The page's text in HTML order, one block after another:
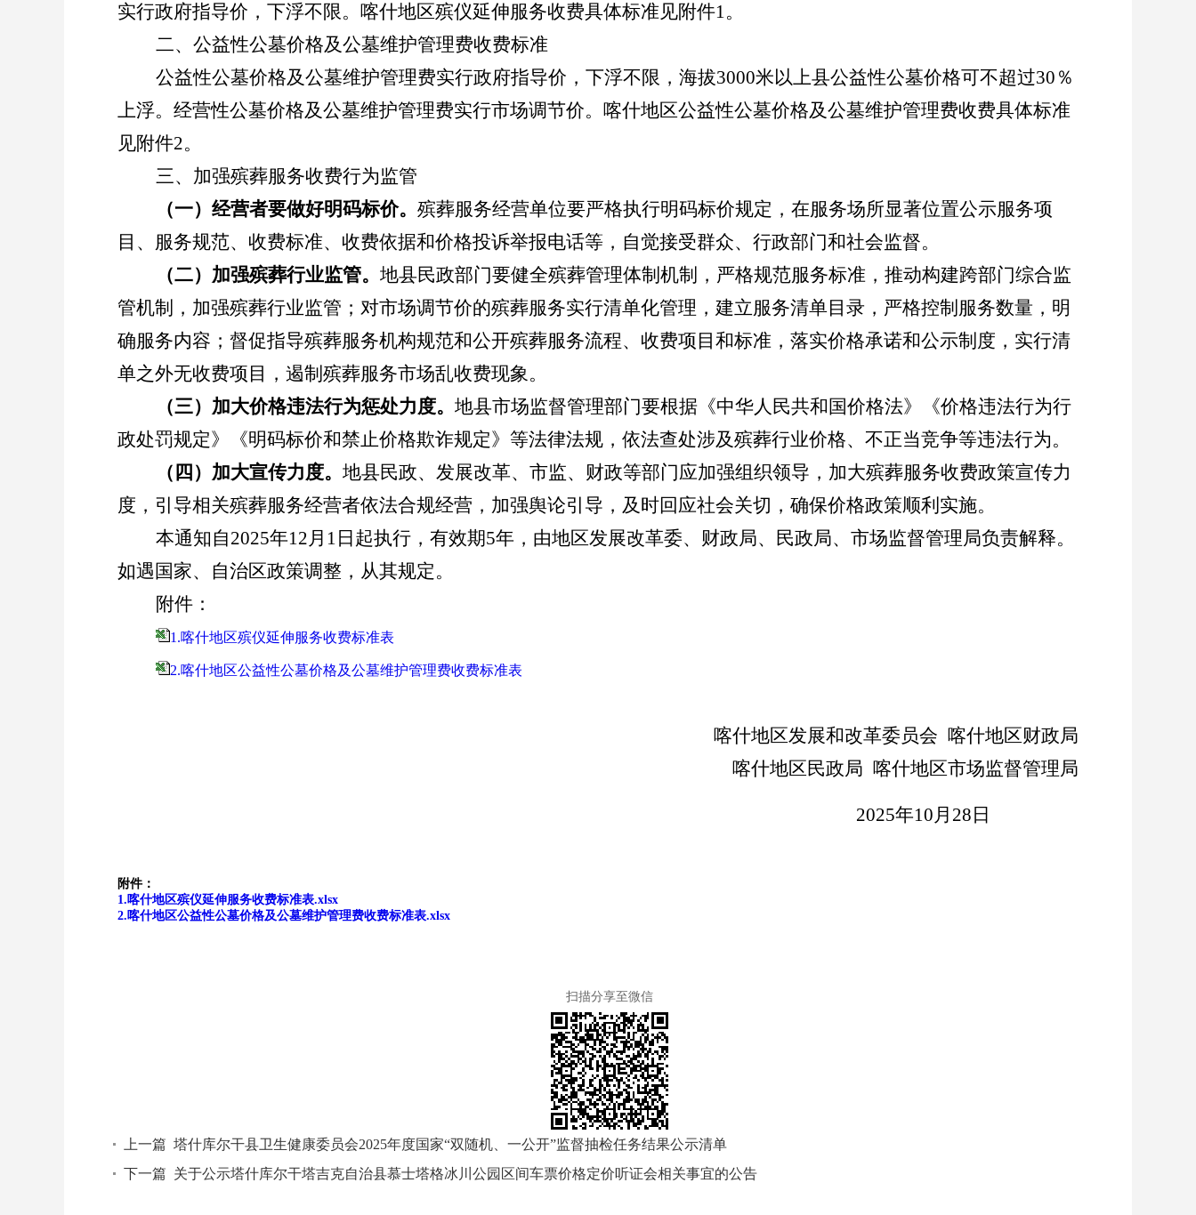
实行政府指导价，下浮不限。喀什地区殡仪延伸服务收费具体标准见附件1。
二、公益性公墓价格及公墓维护管理费收费标准
公益性公墓价格及公墓维护管理费实行政府指导价，下浮不限，海拔3000米以上县公益性公墓价格可不超过30 ％
上浮。经营性公墓价格及公墓维护管理费实行市场调节价。喀什地区公益性公墓价格及公墓维护管理费收费具体标准
见附件2。
三、加强殡葬服务收费行为监管
（一）经营者要做好明码标价。 殡葬服务经营单位要严格执行明码标价规定，在服务场所显著位置公示服务项
目、服务规范、收费标准、收费依据和价格投诉举报电话等，自觉接受群众、行政部门和社会监督。
（二）加强殡葬行业监管。 地县民政部门要健全殡葬管理体制机制，严格规范服务标准，推动构建跨部门综合监
管机制，加强殡葬行业监管；对市场调节价的殡葬服务实行清单化管理，建立服务清单目录，严格控制服务数量，明
确服务内容；督促指导殡葬服务机构规范和公开殡葬服务流程、收费项目和标准，落实价格承诺和公示制度，实行清
单之外无收费项目，遏制殡葬服务市场乱收费现象。
（三）加大价格违法行为惩处力度。 地县市场监督管理部门要根据《中华人民共和国价格法》《价格违法行为行
政处罚规定》《明码标价和禁止价格欺诈规定》等法律法规，依法查处涉及殡葬行业价格、不正当竞争等违法行为。
（四）加大宣传力度。 地县民政、发展改革、市监、财政等部门应加强组织领导，加大殡葬服务收费政策宣传力
度，引导相关殡葬服务经营者依法合规经营，加强舆论引导，及时回应社会关切，确保价格政策顺利实施。
本通知自2025年12月 1 日起执行，有效期5年 ，由地区发展改革委、财政局、民政局、市场监督管理局负责解释。
如遇国家、自治区政策调整，从其规定。
附件：
1.喀什地区殡仪延伸服务收费标准表
2.喀什地区公益性公墓价格及公墓维护管理费收费标准表
喀什地区发展和改革委员会 喀什地区财政局
喀什地区民政局 喀什地区市场监督管理局
2025年10月 28 日
附件：
1.喀什地区殡仪延伸服务收费标准表.xlsx
2.喀什地区公益性公墓价格及公墓维护管理费收费标准表.xlsx
扫描分享至微信
上一篇 塔什库尔干县卫生健康委员会2025年度国家“双随机、一公开”监督抽检任务结果公示清单
下一篇 关于公示塔什库尔干塔吉克自治县慕士塔格冰川公园区间车票价格定价听证会相关事宜的公告